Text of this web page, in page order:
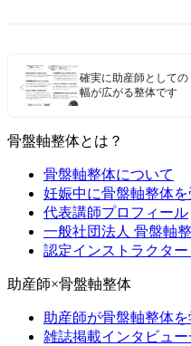
‹
確実に助産師としての
幅が広がる整体です
骨盤軸整体とは？
骨盤軸整体について
妊娠中に骨盤軸整体を
代表講師プロフィール
一般社団法人 骨盤軸
認定インストラクタ
助産師×骨盤軸整体
助産師が骨盤軸整体を
雑誌掲載インタビュー